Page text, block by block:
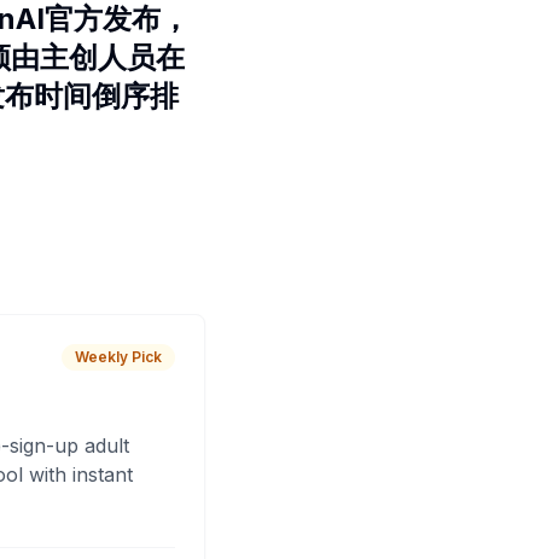
官方发布，
由主创人员在
时间倒序排
Weekly Pick
sign-up adult
with instant